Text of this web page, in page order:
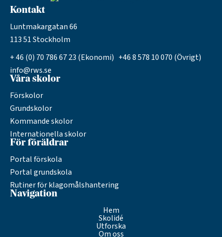
Kontakt
Luntmakargatan 66
113 51 Stockholm
+ 46 (0) 70 786 67 23 (Ekonomi) +46 8 578 10 070 (Övrigt)
info@rws.se
Våra skolor
Förskolor
Grundskolor
Kommande skolor
Internationella skolor
För föräldrar
Portal förskola
Portal grundskola
Rutiner för klagomålshantering
Navigation
Hem
Skolidé
Utforska
Om oss